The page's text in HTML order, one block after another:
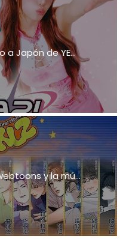
a Japón de YE...
y la mú...